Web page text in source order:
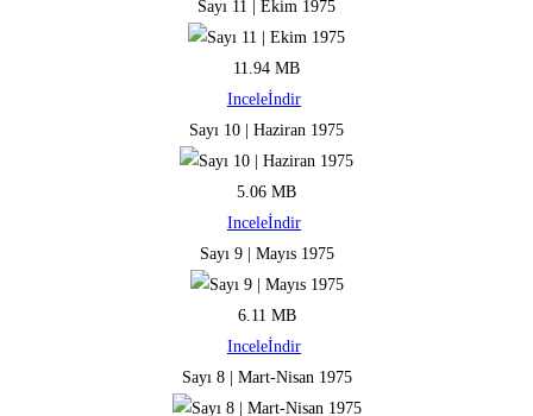
Sayı 11 | Ekim 1975
11.94 MB
Inceleİndir
Sayı 10 | Haziran 1975
5.06 MB
Inceleİndir
Sayı 9 | Mayıs 1975
6.11 MB
Inceleİndir
Sayı 8 | Mart-Nisan 1975